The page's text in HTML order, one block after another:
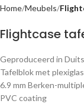
Home Meubels
Flightcase
Geproduceerd in
Tafelblok met plexiglas
6.9 mm Berken-
PVC coating